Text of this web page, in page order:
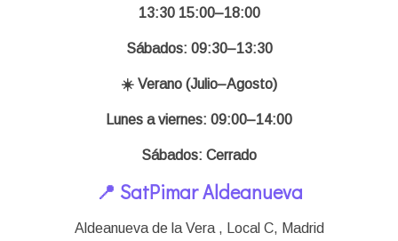
13:30 15:00–18:00
Sábados: 09:30–13:30
☀️ Verano (Julio–Agosto)
Lunes a viernes: 09:00–14:00
Sábados: Cerrado
📍 SatPimar Aldeanueva
Aldeanueva de la Vera , Local C, Madrid